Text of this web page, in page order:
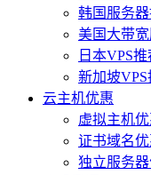
韩国服务
美国大带
日本VPS推
新加坡VPS
云主机优惠
虚拟主机
证书域名优
独立服务